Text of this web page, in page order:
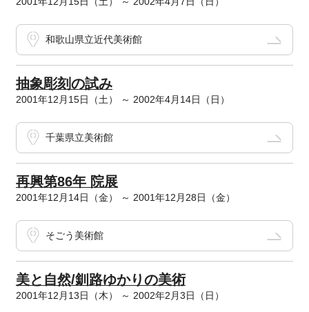
和歌山県立近代美術館
抽象彫刻の試み
2001年12月15日（土） ～ 2002年4月14日（日）
千葉県立美術館
再興第86年 院展
2001年12月14日（金） ～ 2001年12月28日（金）
そごう美術館
美と自然/釧路ゆかりの美術
2001年12月13日（木） ～ 2002年2月3日（日）